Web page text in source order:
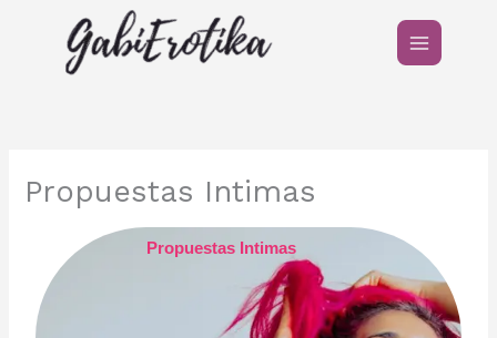
contenido
Propuestas Intimas
Propuestas Intimas